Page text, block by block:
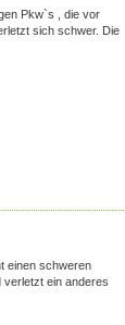
Pkw`s , die vor
sich schwer. Die
einen schweren
verletzt ein anderes